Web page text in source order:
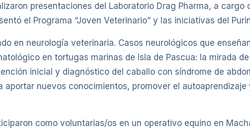
presentaciones del Laboratorio Drag Pharma, a cargo
el Programa “Joven Veterinario” y las iniciativas del
en neurología veterinaria. Casos neurológicos que
en tortugas marinas de Isla de Pascua: la mirada
inicial y diagnóstico del caballo con síndrome de
aportar nuevos conocimientos, promover el autoaprendizaje
como voluntarias/os en un operativo equino en